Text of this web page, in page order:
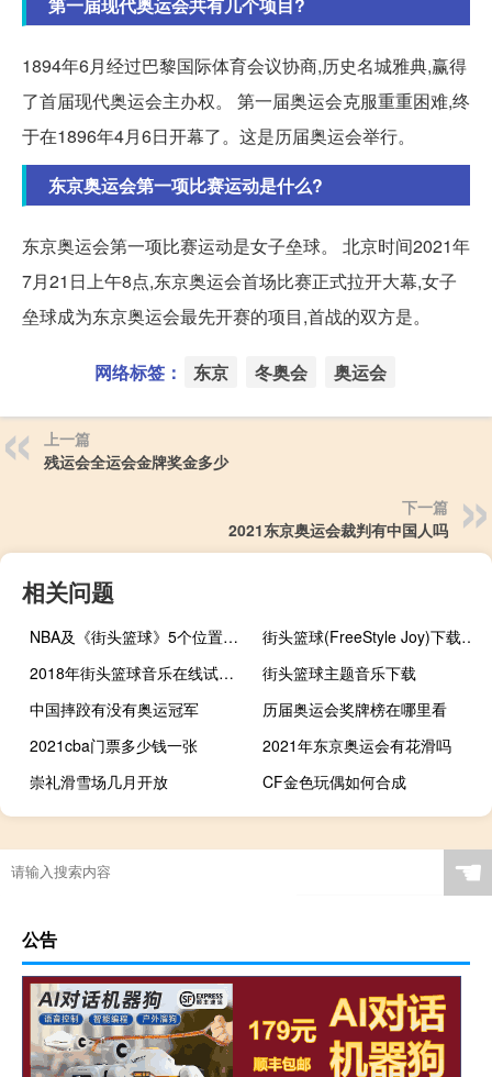
1894年6月经过巴黎国际体育会议协商,历史名城雅典,赢得
了首届现代奥运会主办权。 第一届奥运会克服重重困难,终
于在1896年4月6日开幕了。这是历届奥运会举行。
东京奥运会第一项比赛运动是什么?
东京奥运会第一项比赛运动是女子垒球。 北京时间2021年
7月21日上午8点,东京奥运会首场比赛正式拉开大幕,女子
垒球成为东京奥运会最先开赛的项目,首战的双方是。
网络标签： 东京 冬奥会 奥运会
上一篇
残运会全运会金牌奖金多少
下一篇
2021东京奥运会裁判有中国人吗
相关问题
NBA及《街头篮球》5个位置的详细介绍
街头篮球(FreeStyle Joy)下载(电脑、安卓和IOS所有版本)
2018年街头篮球音乐在线试听及下载
街头篮球主题音乐下载
中国摔跤有没有奥运冠军
历届奥运会奖牌榜在哪里看
2021cba门票多少钱一张
2021年东京奥运会有花滑吗
崇礼滑雪场几月开放
CF金色玩偶如何合成
原神怎么获得e石
红带是跆拳道几级
cba复赛到几号结束
最强nba怎么获得姚明 ☚
公告